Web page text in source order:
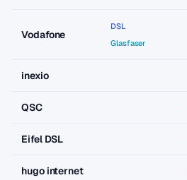
Vodafone
DSL
Glasfaser
inexio
QSC
Eifel DSL
hugo internet